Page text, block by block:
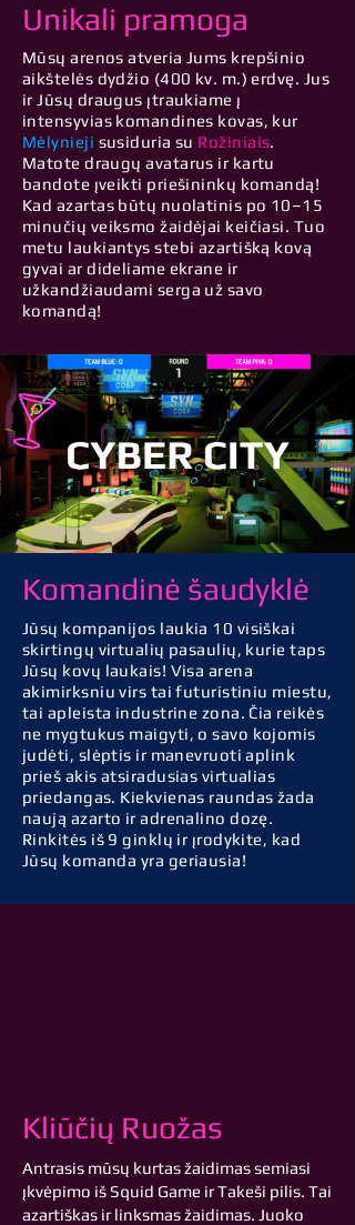
Unikali pramoga
Mūsų arenos atveria Jums krepšinio
aikštelės dydžio (400 kv. m.) erdvę. Jus
ir Jūsų draugus įtraukiame į
intensyvias komandines kovas, kur
Mėlynieji susiduria su Rožiniais.
Matote draugų avatarus ir kartu
bandote įveikti priešininkų komandą!
Kad azartas būtų nuolatinis po 10–15
minučių veiksmo žaidėjai keičiasi. Tuo
metu laukiantys stebi azartišką kovą
gyvai ar dideliame ekrane ir
užkandžiaudami serga už savo
komandą!
Komandinė šaudyklė
Jūsų kompanijos laukia 10 visiškai
skirtingų virtualių pasaulių, kurie taps
Jūsų kovų laukais! Visa arena
akimirksniu virs tai futuristiniu miestu,
tai apleista industrine zona. Čia reikės
ne mygtukus maigyti, o savo kojomis
judėti, slėptis ir manevruoti aplink
prieš akis atsiradusias virtualias
priedangas. Kiekvienas raundas žada
naują azarto ir adrenalino dozę.
Rinkitės iš 9 ginklų ir įrodykite, kad
Jūsų komanda yra geriausia!
Kliūčių Ruožas
Antrasis mūsų kurtas žaidimas semiasi
įkvėpimo iš Squid Game ir Takeši pilis. Tai
azartiškas ir linksmas žaidimas. Juoko